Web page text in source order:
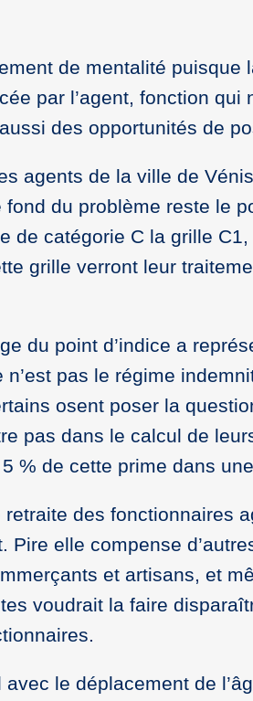
de mentalité puisque
par l’agent, fonction qui
des opportunités de
agents de la ville de
du problème reste le
de catégorie C la grille
grille verront leur
du point d’indice a
pas le régime
osent poser la
pas dans le calcul de
% de cette prime dans
retraite des fonctionnaires
Pire elle compense
et artisans, et
voudrait la faire
avec le déplacement de